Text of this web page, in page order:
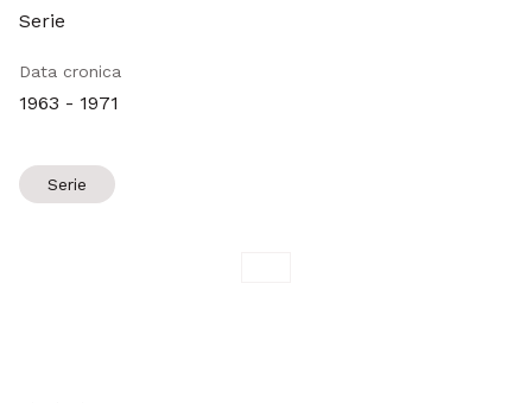
Serie
Data cronica
1963 - 1971
Serie